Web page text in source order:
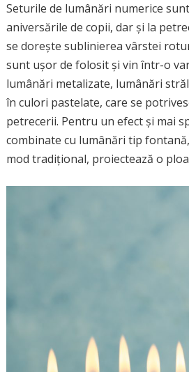
Seturile de lumânări numerice
aniversările de copii, dar și la
se dorește sublinierea vârstei
sunt ușor de folosit și vin într-o
lumânări metalizate, lumânări
în culori pastelate, care se
petrecerii. Pentru un efect și mai
combinate cu lumânări tip
mod tradițional, proiectează o